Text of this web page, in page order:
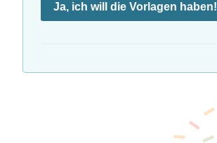
Ja, ich will die Vorlagen haben!